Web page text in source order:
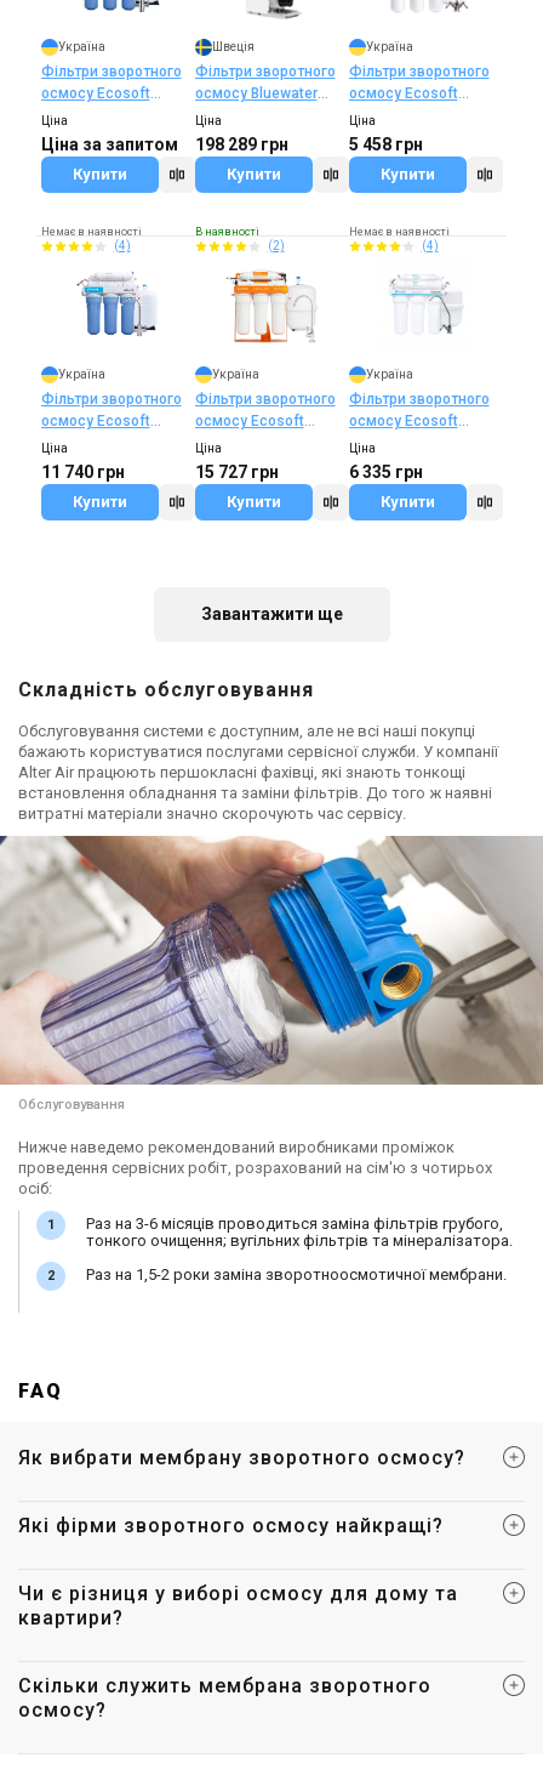
Україна
Фільтри зворотного
осмосу Ecosoft
Absolute 5-50
(MO550ECO)
Ціна
Ціна за запитом
Купити
Швеція
Фільтри зворотного
осмосу Bluewater
Spirit RO-300
Ціна
198 289 грн
Купити
Україна
Фільтри зворотного
осмосу Ecosoft
Standard 6-50M
(MO650MECOSTD)
Ціна
5 458 грн
Купити
Немає в наявності
(4)
Україна
Фільтри зворотного
осмосу Ecosoft
Absolute 6-50M
(MO675MECO)
Ціна
11 740 грн
Купити
В наявності
(2)
Україна
Фільтри зворотного
осмосу Ecosoft
Absolute
MO675MPSECO
Ціна
15 727 грн
Купити
Немає в наявності
(4)
Україна
Фільтри зворотного
осмосу Ecosoft
Standard 5-50
(MO550ECOSTD)
Ціна
6 335 грн
Купити
Україна
Фільтри зворотного
осмосу Ecosoft P’URE
Balance
Ціна
Ціна за запитом
Купити
Україна
Фільтри зворотного
осмосу Ecosoft P’URE
з мінералізатором
(MO675MPURE)
Ціна
Ціна за запитом
Купити
Фільтри зворотного
осмосу Bluewater
Cleone
Ціна
83 339 грн
Купити
В наявності
Залишити відгук
Швеція
Фільтри зворотного
осмосу Bluewater
Ціна
Купити
В наявності
(2)
Україна
Фільтри зворотного
Купити
Завантажити ще
Складність обслуговування
Обслуговування системи є доступним, але не всі наші покупці
бажають користуватися послугами сервісної служби. У компанії
Alter Air працюють першокласні фахівці, які знають тонкощі
встановлення обладнання та заміни фільтрів. До того ж наявні
витратні матеріали значно скорочують час сервісу.
Обслуговування
Нижче наведемо рекомендований виробниками проміжок
проведення сервісних робіт, розрахований на сім'ю з чотирьох
осіб:
Раз на 3-6 місяців проводиться заміна фільтрів грубого,
тонкого очищення; вугільних фільтрів та мінералізатора.
Раз на 1,5-2 роки заміна зворотноосмотичної мембрани.
FAQ
Як вибрати мембрану зворотного осмосу?
Які фірми зворотного осмосу найкращі?
Чи є різниця у виборі осмосу для дому та
квартири?
Скільки служить мембрана зворотного
осмосу?